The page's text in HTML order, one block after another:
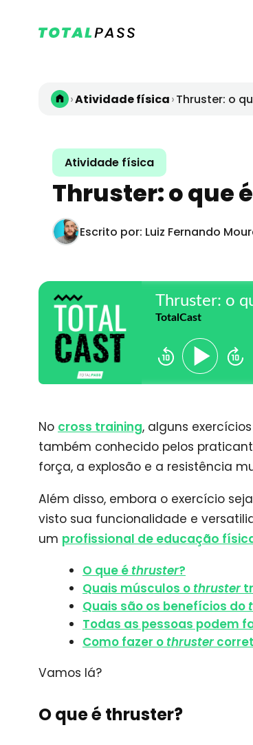
›Atividade física›Thruster: o
Atividade física
Thruster: o que
Escrito por: Luiz Fernando
No cross training, alguns
também conhecido pelos
força, a explosão e a resistência
Além disso, embora o exercício
visto sua funcionalidade e
um profissional de educação
O que é thruster?
Quais músculos o thruster
Quais são os benefícios do
Todas as pessoas podem
Como fazer o thruster
Vamos lá?
O que é thruster?